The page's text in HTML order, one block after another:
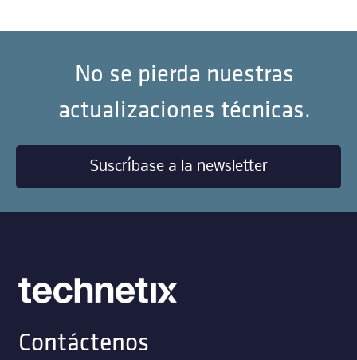
No se pierda nuestras
actualizaciones técnicas.
Suscríbase a la newsletter
Contáctenos